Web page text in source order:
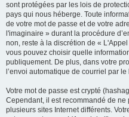
sont protégées par les lois de
pays qui nous héberge. Toute
de votre mot de passe et de votre
l'imaginaire » durant la procédure
non, reste à la discrétion de «
vous pouvez choisir quelle
publiquement. De plus, dans votre
l’envoi automatique de courriel par
Votre mot de passe est crypté
Cependant, il est recommandé de
plusieurs sites Internet différents.